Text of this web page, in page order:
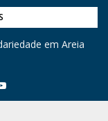
em Areia